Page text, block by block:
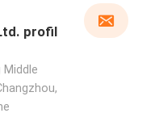
profil
Middle